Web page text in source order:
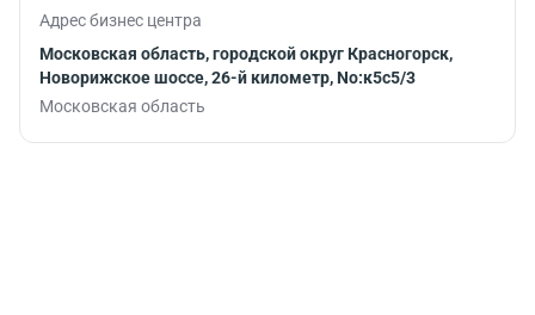
Адрес бизнес центра
Московская область, городской округ Красногорск,
Новорижское шоссе, 26-й километр, No:к5с5/3
Московская область